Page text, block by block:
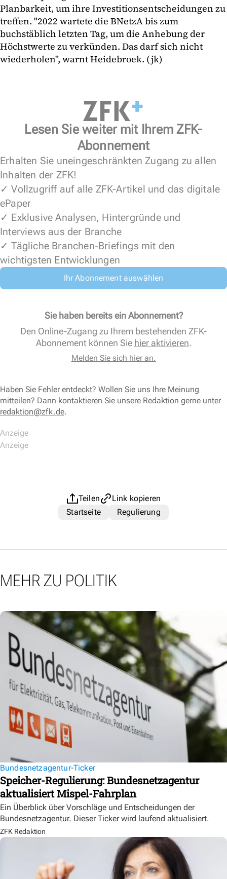
Planbarkeit, um ihre Investitionsentscheidungen zu
treffen. "2022 wartete die BNetzA bis zum
buchstäblich letzten Tag, um die Anhebung der
Höchstwerte zu verkünden. Das darf sich nicht
wiederholen", warnt Heidebroek. (jk)
Lesen Sie weiter mit Ihrem ZFK-
Abonnement
Erhalten Sie uneingeschränkten Zugang zu allen
Inhalten der ZFK!
✓ Vollzugriff auf alle ZFK-Artikel und das digitale
ePaper
✓ Exklusive Analysen, Hintergründe und
Interviews aus der Branche
✓ Tägliche Branchen-Briefings mit den
wichtigsten Entwicklungen
Ihr Abonnement auswählen
Sie haben bereits ein Abonnement?
Den Online-Zugang zu Ihrem bestehenden ZFK-
Abonnement können Sie hier aktivieren.
Melden Sie sich hier an.
Haben Sie Fehler entdeckt? Wollen Sie uns Ihre Meinung
mitteilen? Dann kontaktieren Sie unsere Redaktion gerne unter
redaktion@zfk.de.
Teilen
Link kopieren
Startseite
Regulierung
MEHR ZU POLITIK
Bundesnetzagentur-Ticker
Speicher-Regulierung: Bundesnetzagentur
aktualisiert Mispel-Fahrplan
Ein Überblick über Vorschläge und Entscheidungen der
Bundesnetzagentur. Dieser Ticker wird laufend aktualisiert.
ZFK Redaktion